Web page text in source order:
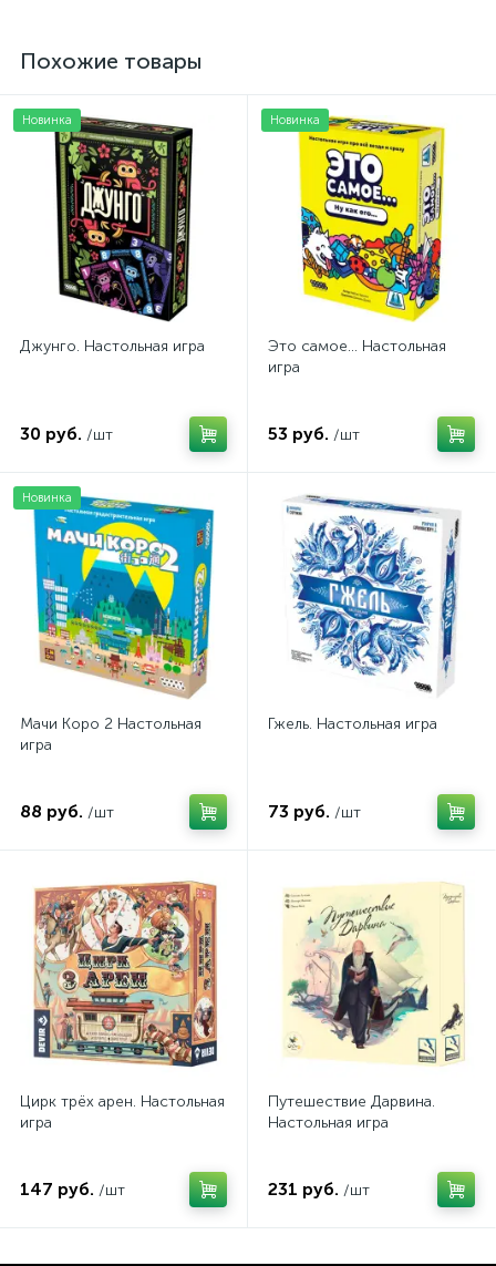
Похожие товары
Новинка
Джунго. Настольная игра
30 руб. /шт
Новинка
Это самое... Настольная
игра
53 руб. /шт
Новинка
Мачи Коро 2 Настольная
игра
88 руб. /шт
Гжель. Настольная игра
73 руб. /шт
Цирк трёх арен. Настольная
игра
147 руб. /шт
Путешествие Дарвина.
Настольная игра
231 руб. /шт